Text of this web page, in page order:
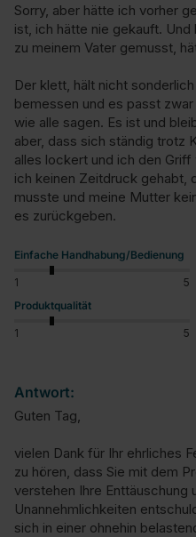
Sorry, aber hätte ich vorher
ist, ich hätte nie gekauft. Und
zu meinem Vater gemusst,
Der klett, hält nicht
bemessen und es passt
wie alle sagen. Es ist und
aber, dass sich ständig trotz
alles lockert und ich den
ich keinen Zeitdruck gehabt,
musste und meine Mutter
es zurückgeben.
Einfache Handhabung/Bedienung
1 5
Produktqualität
1 5
Antwort:
Guten Tag,
vielen Dank für Ihr ehrliches
zu hören, dass Sie mit dem
verstehen Ihre Enttäuschung
Unannehmlichkeiten
sich in einer ohnehin